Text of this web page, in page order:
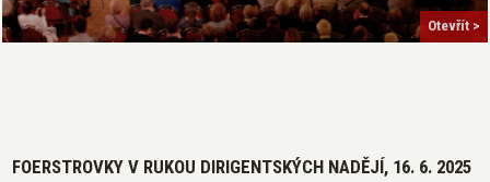
Otevřít >
FOERSTROVKY V RUKOU DIRIGENTSKÝCH NADĚJÍ, 16. 6. 2025